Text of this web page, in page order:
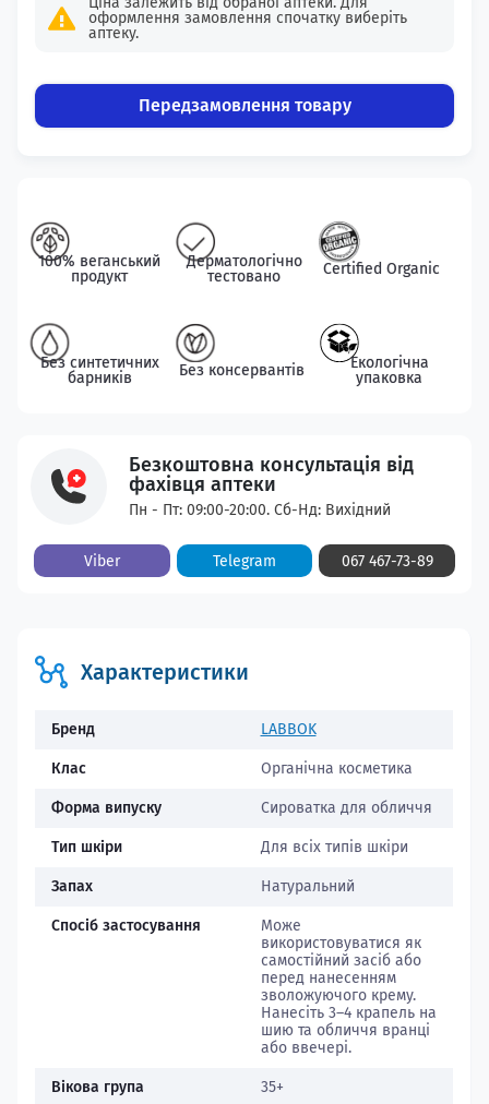
оформлення замовлення спочатку виберіть
аптеку.
Передзамовлення товару
100% веганський
продукт
Дерматологічно
тестовано
Certified Organic
Без синтетичних
барників
Без консервантів
Екологічна
упаковка
Безкоштовна консультація від
фахівця аптеки
Пн - Пт: 09:00-20:00. Сб-Нд: Вихідний
Viber Telegram 067 467-73-89
Характеристики
Бренд LABBOK
Клас Органічна косметика
Форма випуску Сироватка для обличчя
Тип шкіри Для всіх типів шкіри
Запах Натуральний
Спосіб застосування
Може
використовуватися як
самостійний засіб або
перед нанесенням
зволожуючого крему.
Нанесіть 3–4 крапель на
шию та обличчя вранці
або ввечері.
Вікова група 35+